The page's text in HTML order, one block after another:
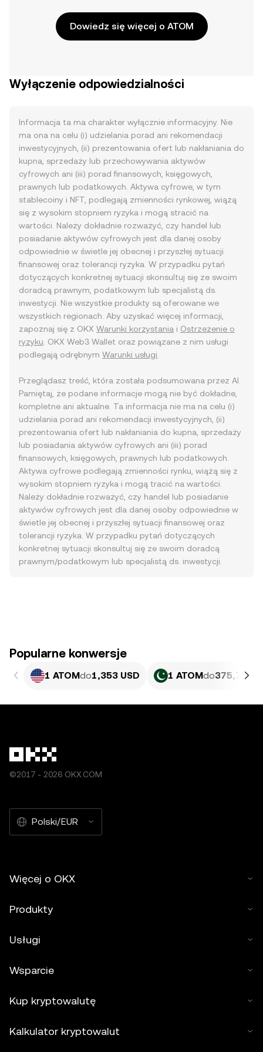
Dowiedz się więcej o ATOM
Wyłączenie odpowiedzialności
Informacja ta ma charakter wyłącznie informacyjny. Nie
ma ona na celu (i) udzielania porad ani rekomendacji
inwestycyjnych, (ii) prezentowania ofert lub nakłaniania do
kupna, sprzedaży lub przechowywania aktywów
cyfrowych ani (iii) porad finansowych, księgowych,
prawnych lub podatkowych. Aktywa cyfrowe, w tym
stablecoiny i NFT, podlegają zmienności rynkowej, wiążą
się z wysokim stopniem ryzyka i mogą stracić na
wartości. Należy dokładnie rozważyć, czy handel lub
posiadanie aktywów cyfrowych jest dla danej osoby
odpowiednie w świetle jej obecnej i przyszłej sytuacji
finansowej oraz tolerancji ryzyka. W przypadku pytań
dotyczących konkretnej sytuacji skonsultuj się ze swoim
doradcą prawnym, podatkowym lub specjalistą ds.
inwestycji. Nie wszystkie produkty są oferowane we
wszystkich regionach. Aby uzyskać więcej informacji,
zapoznaj się z OKX Warunki korzystania i Ostrzeżenie o
ryzyku . OKX Web3 Wallet oraz powiązane z nim usługi
podlegają odrębnym Warunki usługi
Przeglądasz treść, która została podsumowana przez AI.
Pamiętaj, że podane informacje mogą nie być dokładne,
kompletne ani aktualne. Ta informacja nie ma na celu (i)
udzielania porad ani rekomendacji inwestycyjnych, (ii)
prezentowania ofert lub nakłaniania do kupna, sprzedaży
lub posiadania aktywów cyfrowych ani (iii) porad
finansowych, księgowych, prawnych lub podatkowych.
Aktywa cyfrowe podlegają zmienności rynku, wiążą się z
wysokim stopniem ryzyka i mogą tracić na wartości.
Należy dokładnie rozważyć, czy handel lub posiadanie
aktywów cyfrowych jest dla danej osoby odpowiednie w
świetle jej obecnej i przyszłej sytuacji finansowej oraz
tolerancji ryzyka. W przypadku pytań dotyczących
konkretnej sytuacji skonsultuj się ze swoim doradcą
prawnym/podatkowym lub specjalistą ds. inwestycji.
Popularne konwersje
1 ATOMdo1,353 USD 1 ATOMdo375,79
©2017 - 2026 OKX.COM
Polski/EUR
Więcej o OKX
Produkty
Usługi
Wsparcie
Kup kryptowalutę
Kalkulator kryptowalut